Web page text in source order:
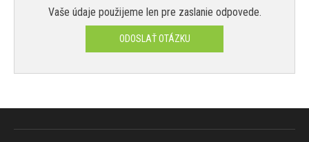
Vaše údaje použijeme len pre zaslanie odpovede.
ODOSLAŤ OTÁZKU